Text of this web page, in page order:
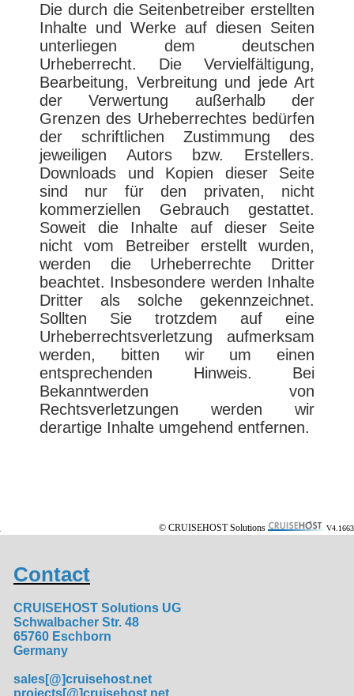
Die durch die Seitenbetreiber erstellten
Inhalte und Werke auf diesen Seiten
unterliegen dem deutschen
Urheberrecht. Die Vervielfältigung,
Bearbeitung, Verbreitung und jede Art
der Verwertung außerhalb der
Grenzen des Urheberrechtes bedürfen
der schriftlichen Zustimmung des
jeweiligen Autors bzw. Erstellers.
Downloads und Kopien dieser Seite
sind nur für den privaten, nicht
kommerziellen Gebrauch gestattet.
Soweit die Inhalte auf dieser Seite
nicht vom Betreiber erstellt wurden,
werden die Urheberrechte Dritter
beachtet. Insbesondere werden Inhalte
Dritter als solche gekennzeichnet.
Sollten Sie trotzdem auf eine
Urheberrechtsverletzung aufmerksam
werden, bitten wir um einen
entsprechenden Hinweis. Bei
Bekanntwerden von
Rechtsverletzungen werden wir
derartige Inhalte umgehend entfernen.
© CRUISEHOST Solutions V4.1663
Contact
CRUISEHOST Solutions UG
Schwalbacher Str. 48
65760 Eschborn
Germany
sales[@]cruisehost.net
projects[@]cruisehost.net